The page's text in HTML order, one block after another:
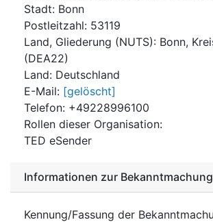
Stadt: Bonn
Postleitzahl: 53119
Land, Gliederung (NUTS): Bonn,
(DEA22)
Land: Deutschland
E-Mail: [gelöscht]
Telefon: +49228996100
Rollen dieser Organisation:
TED eSender
Informationen zur Bekanntmachung
Kennung/Fassung der